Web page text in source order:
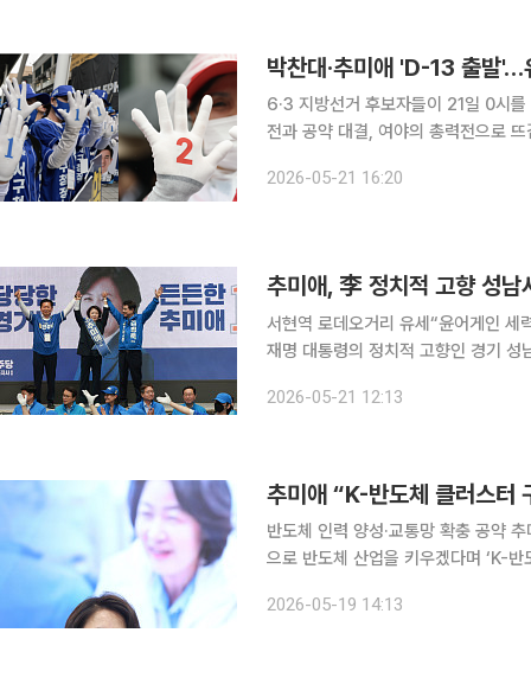
6·3 지방선거 후보자들이 21일 0시
전과 공약 대결, 여야의 총력전으로
부 출범 이후 처음 치러지는 전국 단
2026-05-21 16:20
추미애, 李 정치적 고향 성남
서현역 로데오거리 유세“윤어게인 세력 몰아내야” 추미애 더불어민주당
재명 대통령의 정치적 고향인 경기 성
식에서 “이번에는 반드시 31개 시·군
2026-05-21 12:13
추미애 “K-반도체 클러스터
반도체 인력 양성·교통망 확충 공약 추미애 더불어민주당 경기도지사 후보가 19일 경기남부를 중심
으로 반도체 산업을 키우겠다며 ‘K-반도체 클러
세계 최고 수준의 반도체 생산기지가
2026-05-19 14:13